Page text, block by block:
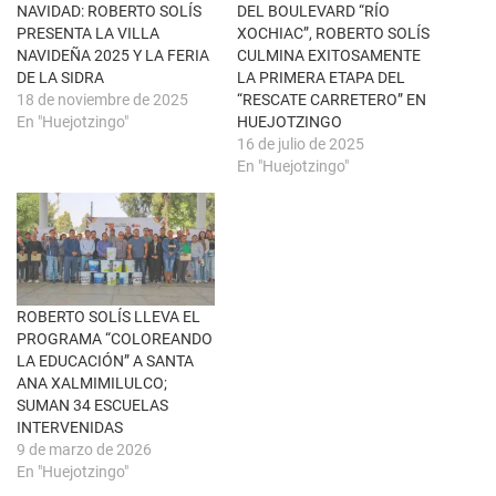
t
a
n
a
n
u
v
a
)
(
S
e
a
b
e
n
u
e
n
t
a
n
a
n
u
e
v
a
)
NAVIDAD: ROBERTO SOLÍS
PRESENTA LA VILLA
NAVIDEÑA 2025 Y LA FERIA
DE LA SIDRA
18 de noviembre de 2025
En "Huejotzingo"
DEL BOULEVARD “RÍO
XOCHIAC”, ROBERTO SOLÍS
CULMINA EXITOSAMENTE
LA PRIMERA ETAPA DEL
“RESCATE CARRETERO” EN
HUEJOTZINGO
16 de julio de 2025
En "Huejotzingo"
ROBERTO SOLÍS LLEVA EL
PROGRAMA “COLOREANDO
LA EDUCACIÓN” A SANTA
ANA XALMIMILULCO;
SUMAN 34 ESCUELAS
INTERVENIDAS
9 de marzo de 2026
En "Huejotzingo"